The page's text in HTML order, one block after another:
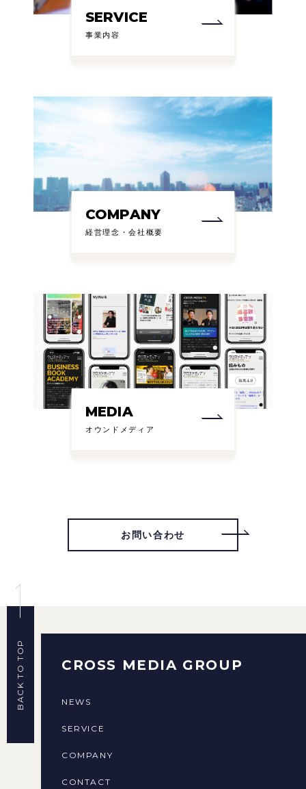
SERVICE
事業内容
COMPANY
経営理念・会社概要
MEDIA
オウンドメディア
お問い合わせ
BACK TO TOP CROSS MEDIA GROUP
NEWS
SERVICE
COMPANY
CONTACT